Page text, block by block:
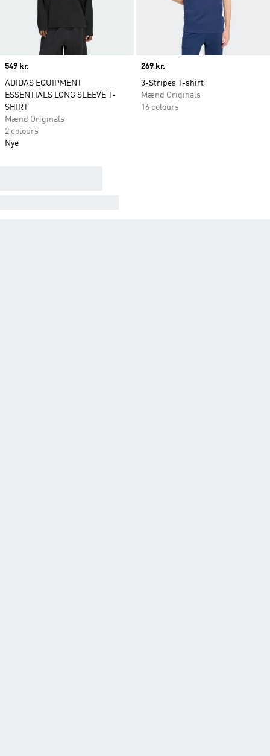
Price
549 kr.
ADIDAS EQUIPMENT
ESSENTIALS LONG SLEEVE T-
SHIRT
Mænd Originals
2 colours
Nye
Price
269 kr.
3-Stripes T-shirt
Mænd Originals
16 colours